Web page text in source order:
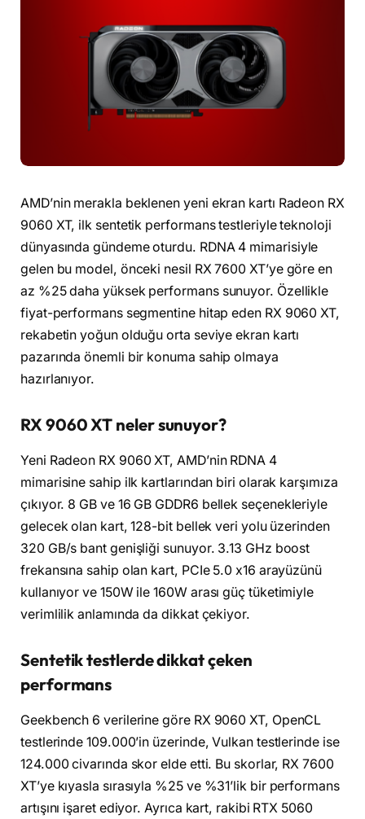
AMD’nin merakla beklenen yeni ekran kartı Radeon RX
9060 XT, ilk sentetik performans testleriyle teknoloji
dünyasında gündeme oturdu. RDNA 4 mimarisiyle
gelen bu model, önceki nesil RX 7600 XT’ye göre en
az %25 daha yüksek performans sunuyor. Özellikle
fiyat-performans segmentine hitap eden RX 9060 XT,
rekabetin yoğun olduğu orta seviye ekran kartı
pazarında önemli bir konuma sahip olmaya
hazırlanıyor.
RX 9060 XT neler sunuyor?
Yeni Radeon RX 9060 XT, AMD’nin RDNA 4
mimarisine sahip ilk kartlarından biri olarak karşımıza
çıkıyor. 8 GB ve 16 GB GDDR6 bellek seçenekleriyle
gelecek olan kart, 128-bit bellek veri yolu üzerinden
320 GB/s bant genişliği sunuyor. 3.13 GHz boost
frekansına sahip olan kart, PCIe 5.0 x16 arayüzünü
kullanıyor ve 150W ile 160W arası güç tüketimiyle
verimlilik anlamında da dikkat çekiyor.
Sentetik testlerde dikkat çeken
performans
Geekbench 6 verilerine göre RX 9060 XT, OpenCL
testlerinde 109.000’in üzerinde, Vulkan testlerinde ise
124.000 civarında skor elde etti. Bu skorlar, RX 7600
XT’ye kıyasla sırasıyla %25 ve %31’lik bir performans
artışını işaret ediyor. Ayrıca kart, rakibi RTX 5060